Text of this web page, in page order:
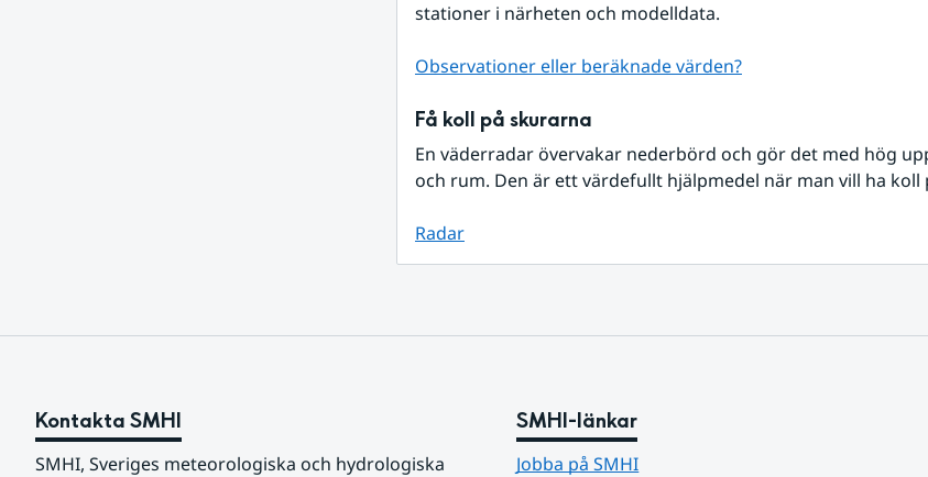
stationer i närheten och modelldata.
Observationer eller beräknade värden?
Få koll på skurarna
En väderradar övervakar nederbörd och gör det med hög
och rum. Den är ett värdefullt hjälpmedel när man vill ha koll
Radar
Kontakta SMHI
SMHI, Sveriges meteorologiska och hydrologiska
SMHI-länkar
Jobba på SMHI